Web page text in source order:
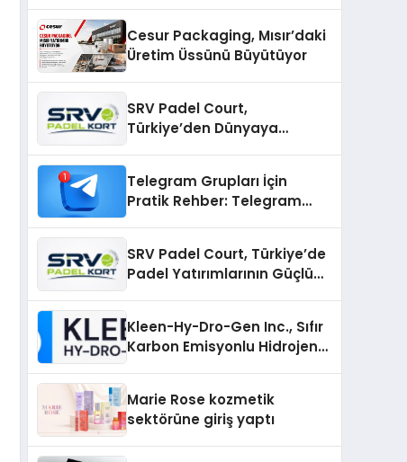
Cesur Packaging, Mısır’daki
Üretim Üssünü Büyütüyor
SRV Padel Court,
Türkiye’den Dünyaya
Telegram Grupları İçin
Pratik Rehber: Telegram
SRV Padel Court, Türkiye’de
Padel Yatırımlarının Güçlü
Kleen-Hy-Dro-Gen Inc., Sıfır
Karbon Emisyonlu Hidrojen
Aldı
Marie Rose kozmetik
sektörüne giriş yaptı